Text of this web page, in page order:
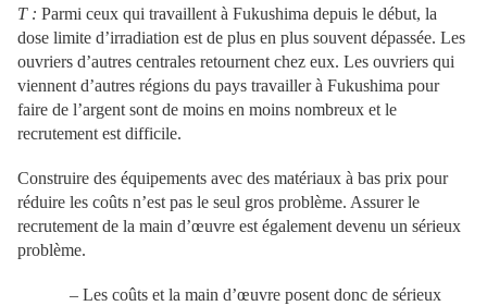
T : Parmi ceux qui travaillent à Fukushima depuis le début, la
dose limite d’irradiation est de plus en plus souvent dépassée. Les
ouvriers d’autres centrales retournent chez eux. Les ouvriers qui
viennent d’autres régions du pays travailler à Fukushima pour
faire de l’argent sont de moins en moins nombreux et le
recrutement est difficile.
Construire des équipements avec des matériaux à bas prix pour
réduire les coûts n’est pas le seul gros problème. Assurer le
recrutement de la main d’œuvre est également devenu un sérieux
problème.
– Les coûts et la main d’œuvre posent donc de sérieux